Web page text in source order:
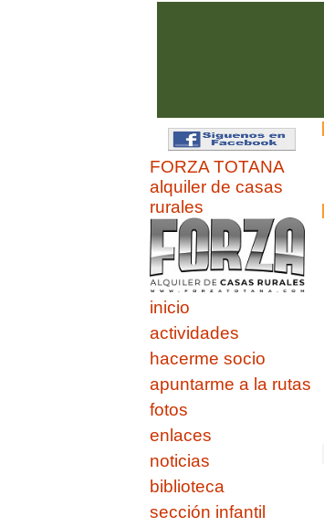
FORZA TOTANA
alquiler de casas
rurales
inicio
actividades
hacerme socio
apuntarme a la rutas
fotos
enlaces
noticias
biblioteca
sección infantil